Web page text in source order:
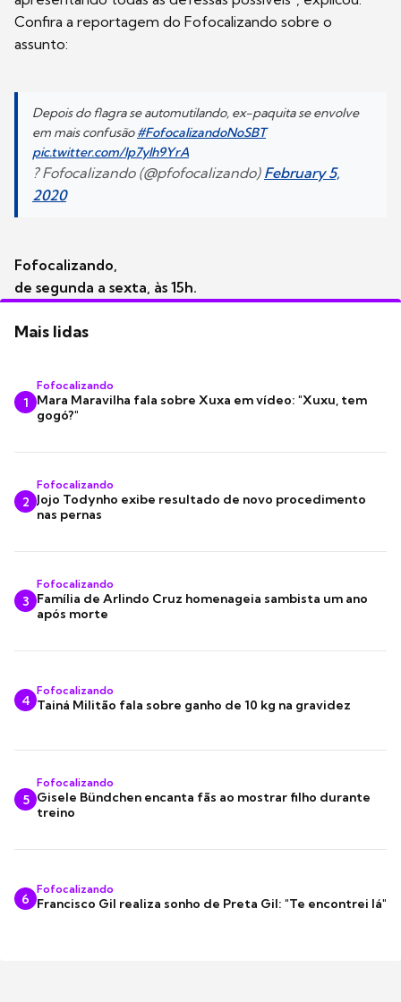
Confira a reportagem do Fofocalizando sobre o
assunto:
Depois do flagra se automutilando, ex-paquita se envolve
em mais confusão#FofocalizandoNoSBT
pic.twitter.com/lp7ylh9YrA
? Fofocalizando (@pfofocalizando) February 5,
2020
Fofocalizando,
de segunda a sexta, às 15h.
Mais lidas
1
Fofocalizando
Mara Maravilha fala sobre Xuxa em vídeo: "Xuxu, tem
gogó?"
2
Fofocalizando
Jojo Todynho exibe resultado de novo procedimento
nas pernas
3
Fofocalizando
Família de Arlindo Cruz homenageia sambista um ano
após morte
4
Fofocalizando
Tainá Militão fala sobre ganho de 10 kg na gravidez
5
Fofocalizando
Gisele Bündchen encanta fãs ao mostrar filho durante
treino
6
Fofocalizando
Francisco Gil realiza sonho de Preta Gil: "Te encontrei lá"